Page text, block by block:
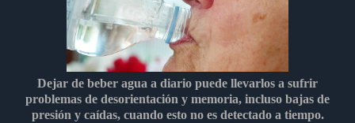
Dejar de beber agua a diario puede llevarlos a sufrir
problemas de desorientación y memoria, incluso bajas de
presión y caídas, cuando esto no es detectado a tiempo.